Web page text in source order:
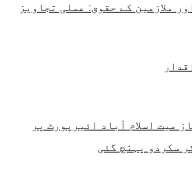
ملازمین کے حقوق: عملی تجاویز
میت اسلام آباد ائیرپورٹ پر
سکردو پہنچ گئی